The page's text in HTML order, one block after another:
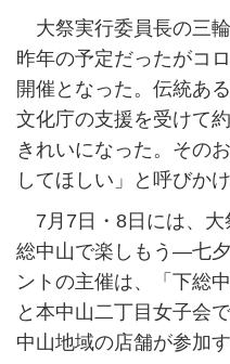
大祭実行委員長の三
昨年の予定だったがコ
開催となった。伝統あ
文化庁の支援を受けて
きれいになった。その
してほしい」と呼びかけ
7月7日・8日には、大
総中山で楽しもう―七
ントの主催は、「下総
と本中山二丁目女子会
中山地域の店舗が参加す